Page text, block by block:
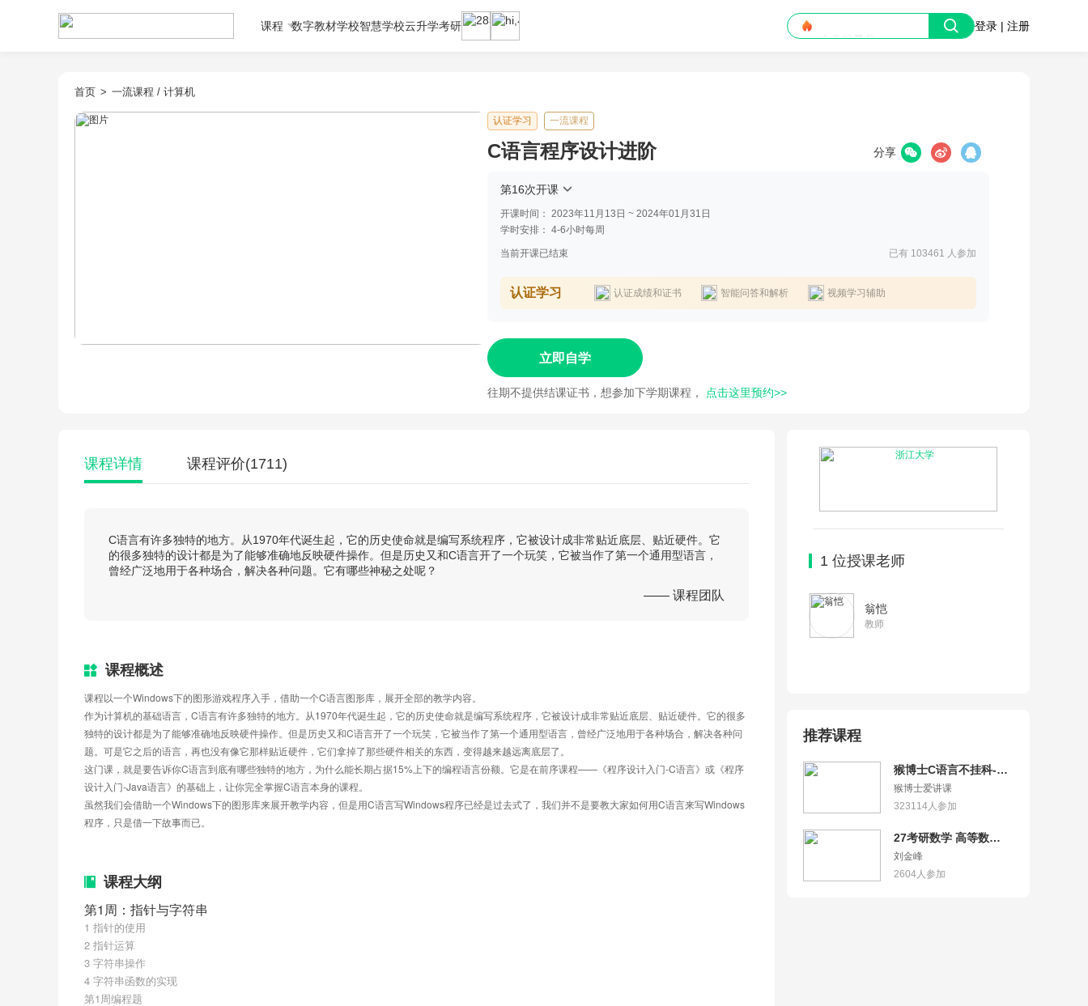
课程 数字教材学校智慧学校云升学考研 登录 | 注册
首页 > 一流课程 / 计算机
认证学习 一流课程
C语言程序设计进阶 分享
第16次开课
开课时间： 2023年11月13日 ~ 2024年01月31日
学时安排： 4-6小时每周
当前开课已结束 已有 103461 人参加
认证学习 认证成绩和证书 智能问答和解析 视频学习辅助
立即自学
往期不提供结课证书，想参加下学期课程， 点击这里预约>>
课程详情 课程评价(1711)
C语言有许多独特的地方。从1970年代诞生起，它的历史使命就是编写系统程序，它被设计成非常贴近底层、贴近硬件。它
的很多独特的设计都是为了能够准确地反映硬件操作。但是历史又和C语言开了一个玩笑，它被当作了第一个通用型语言，
曾经广泛地用于各种场合，解决各种问题。它有哪些神秘之处呢？
—— 课程团队
课程概述
课程以一个Windows下的图形游戏程序入手，借助一个C语言图形库，展开全部的教学内容。
作为计算机的基础语言，C语言有许多独特的地方。从1970年代诞生起，它的历史使命就是编写系统程序，它被设计成非常贴近底层、贴近硬件。它的很多
独特的设计都是为了能够准确地反映硬件操作。但是历史又和C语言开了一个玩笑，它被当作了第一个通用型语言，曾经广泛地用于各种场合，解决各种问
题。可是它之后的语言，再也没有像它那样贴近硬件，它们拿掉了那些硬件相关的东西，变得越来越远离底层了。
这门课，就是要告诉你C语言到底有哪些独特的地方，为什么能长期占据15%上下的编程语言份额。它是在前序课程——《程序设计入门-C语言》或《程序
设计入门-Java语言》的基础上，让你完全掌握C语言本身的课程。
虽然我们会借助一个Windows下的图形库来展开教学内容，但是用C语言写Windows程序已经是过去式了，我们并不是要教大家如何用C语言来写Windows
程序，只是借一下故事而已。
课程大纲
第1周：指针与字符串
1 指针的使用
2 指针运算
3 字符串操作
4 字符串函数的实现
第1周编程题
1 位授课老师
翁恺
教师
推荐课程
猴博士C语言不挂科-4
小时学完C语言
猴博士爱讲课
323114 人参加
27考研数学 高等数学
基础篇严选题 逐题精讲
刘金峰
2604 人参加